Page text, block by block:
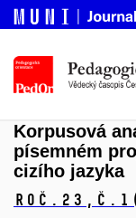
Korpusová
písemném
cizího jazyka
Roč.23, č.1